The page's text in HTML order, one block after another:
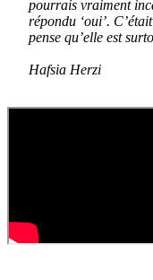
pourrais vraiment
répondu ‘oui’.
pense qu’elle est
Hafsia Herzi